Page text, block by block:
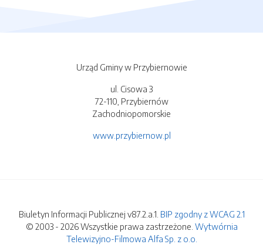
Urząd Gminy w Przybiernowie
ul. Cisowa 3
72-110, Przybiernów
Zachodniopomorskie
www.przybiernow.pl
Biuletyn Informacji Publicznej v87.2.a.1. BIP zgodny z WCAG 2.1
© 2003 - 2026 Wszystkie prawa zastrzeżone. Wytwórnia
Telewizyjno-Filmowa Alfa Sp. z o.o.